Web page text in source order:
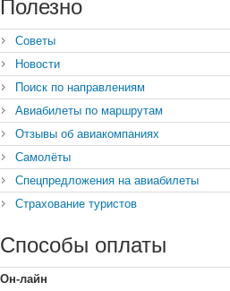
Полезно
Советы
Новости
Поиск по направлениям
Авиабилеты по маршрутам
Отзывы об авиакомпаниях
Самолёты
Спецпредложения на авиабилеты
Страхование туристов
Способы оплаты
Он-лайн